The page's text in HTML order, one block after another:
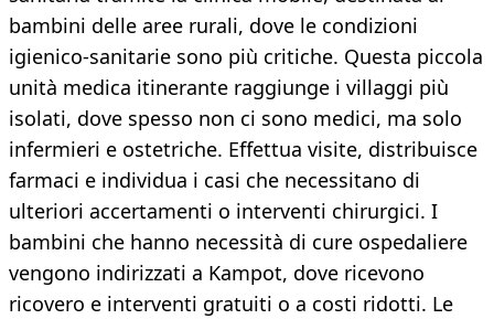
bambini delle aree rurali, dove le condizioni
igienico-sanitarie sono più critiche. Questa piccola
unità medica itinerante raggiunge i villaggi più
isolati, dove spesso non ci sono medici, ma solo
infermieri e ostetriche. Effettua visite, distribuisce
farmaci e individua i casi che necessitano di
ulteriori accertamenti o interventi chirurgici. I
bambini che hanno necessità di cure ospedaliere
vengono indirizzati a Kampot, dove ricevono
ricovero e interventi gratuiti o a costi ridotti. Le